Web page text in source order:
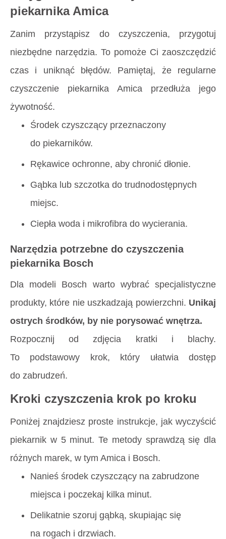
piekarnika Amica
Zanim przystąpisz do czyszczenia, przygotuj
niezbędne narzędzia. To pomoże Ci zaoszczędzić
czas i uniknąć błędów. Pamiętaj, że regularne
czyszczenie piekarnika Amica przedłuża jego
żywotność.
Środek czyszczący przeznaczony
do piekarników.
Rękawice ochronne, aby chronić dłonie.
Gąbka lub szczotka do trudnodostępnych
miejsc.
Ciepła woda i mikrofibra do wycierania.
Narzędzia potrzebne do czyszczenia
piekarnika Bosch
Dla modeli Bosch warto wybrać specjalistyczne
produkty, które nie uszkadzają powierzchni. Unikaj
ostrych środków, by nie porysować wnętrza.
Rozpocznij od zdjęcia kratki i blachy.
To podstawowy krok, który ułatwia dostęp
do zabrudzeń.
Kroki czyszczenia krok po kroku
Poniżej znajdziesz proste instrukcje, jak wyczyścić
piekarnik w 5 minut. Te metody sprawdzą się dla
różnych marek, w tym Amica i Bosch.
Nanieś środek czyszczący na zabrudzone
miejsca i poczekaj kilka minut.
Delikatnie szoruj gąbką, skupiając się
na rogach i drzwiach.